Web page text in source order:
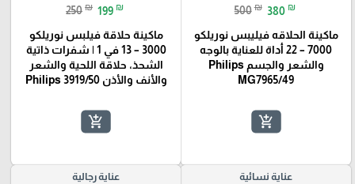
500 ₪ 380 ₪
ماكينة الحلاقه فيليبس نوريلكو
7000 – 22 أداة للعناية بالوجه
والشعر والجسم Philips
MG7965/49
add_shopping_cart
250 ₪ 199 ₪
ماكينة حلاقة فيلبس نوريلكو
3000 – 13 في 1 | شفرات ذاتية
الشحذ، حلاقة اللحية والشعر
والأنف والأذن Philips 3919/50
add_shopping_cart
عناية نسائية عناية رجالية